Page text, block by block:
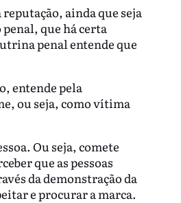
ainda que seja
que há certa
penal entende que
entende pela
ou seja, como vítima
Ou seja, comete
que as pessoas
da demonstração da
e procurar a marca.